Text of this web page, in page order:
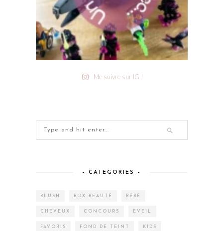
Me suivre sur IG !
– CATEGORIES –
BLUSH BOX BEAUTÉ BÉBÉ
CHEVEUX CONCOURS EVEIL
FAVORIS FOND DE TEINT KIDS